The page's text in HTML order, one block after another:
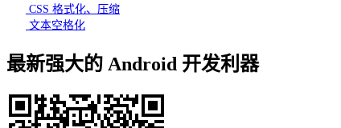
CSS 格式化、压缩
文本空格化
最新强大的 Android 开发利器